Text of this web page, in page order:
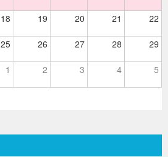
18 19 20 21 22
25 26 27 28 29
1 2 3 4 5